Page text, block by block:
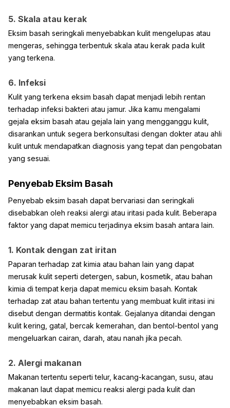
5. Skala atau kerak
Eksim basah seringkali menyebabkan kulit mengelupas atau
mengeras, sehingga terbentuk skala atau kerak pada kulit
yang terkena.
6. Infeksi
Kulit yang terkena eksim basah dapat menjadi lebih rentan
terhadap infeksi bakteri atau jamur. Jika kamu mengalami
gejala eksim basah atau gejala lain yang mengganggu kulit,
disarankan untuk segera berkonsultasi dengan dokter atau ahli
kulit untuk mendapatkan diagnosis yang tepat dan pengobatan
yang sesuai.
Penyebab Eksim Basah
Penyebab eksim basah dapat bervariasi dan seringkali
disebabkan oleh reaksi alergi atau iritasi pada kulit. Beberapa
faktor yang dapat memicu terjadinya eksim basah antara lain.
1. Kontak dengan zat iritan
Paparan terhadap zat kimia atau bahan lain yang dapat
merusak kulit seperti detergen, sabun, kosmetik, atau bahan
kimia di tempat kerja dapat memicu eksim basah. Kontak
terhadap zat atau bahan tertentu yang membuat kulit iritasi ini
disebut dengan dermatitis kontak. Gejalanya ditandai dengan
kulit kering, gatal, bercak kemerahan, dan bentol-bentol yang
mengeluarkan cairan, darah, atau nanah jika pecah.
2. Alergi makanan
Makanan tertentu seperti telur, kacang-kacangan, susu, atau
makanan laut dapat memicu reaksi alergi pada kulit dan
menyebabkan eksim basah.